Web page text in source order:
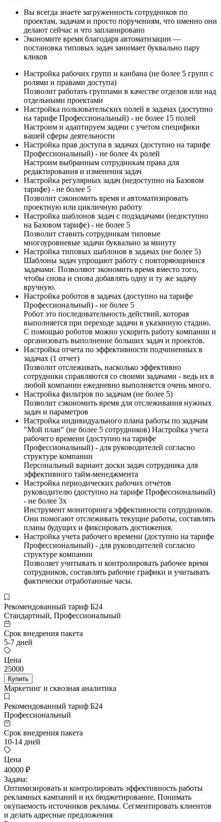
Вы всегда знаете загруженность сотрудников по
проектам, задачам и просто поручениям, что именно они
делают сейчас и что запланировано
Экономите время благодаря автоматизации —
постановка типовых задач занимает буквально пару
кликов
Настройка рабочих групп и канбана (не более 5 групп с
ролями и правами доступа)
Позволит работать группами в качестве отделов или над
отдельными проектами
Настройка пользовательских полей в задачах (доступно
на тарифе Профессиональный) - не более 15 полей
Настроим и адаптируем задачи с учетом специфики
вашей сферы деятельности
Настройка прав доступа в задачах (доступно на тарифе
Профессиональный) - не более 4х ролей
Настроим выбранным сотрудникам права для
редактирования и изменения задач
Настройка регулярных задач (недоступно на Базовом
тарифе) - не более 5
Позволит сэкономить время и автоматизировать
проектную или цикличную работу
Настройка шаблонов задач с подзадачами (недоступно
на Базовом тарифе) - не более 5
Позволит ставить сотрудникам типовые
многоуровневые задачи буквально за минуту
Настройка типовых шаблонов в задачах (не более 5)
Шаблоны задач упрощают работу с повторяющимися
задачами. Позволяют экономить время вместо того,
чтобы снова и снова добавлять одну и ту же задачу
вручную.
Настройка роботов в задачах (доступно на тарифе
Профессиональный) - не более 5
Робот это последовательность действий, которая
выполняется при переходе задачи в указанную стадию.
С помощью роботов можно ускорить работу компании и
организовать выполнение больших задач и проектов.
Настройка отчета по эффективности подчиненных в
задачах (1 отчет)
Позволит отслеживать, насколько эффективно
сотрудники справляются со своими задачами - ведь их в
любой компании ежедневно выполняется очень много.
Настройка фильтров по задачам (не более 5)
Позволит сэкономить время для отслеживания нужных
задач и параметров
Настройка индивидуального плана работы по задачам
"Мой план" (не более 5 сотрудников) Настройка учета
рабочего времени (доступно на тарифе
Профессиональный) - для руководителей согласно
структуре компании
Персональный вариант доски задач сотрудника для
эффективного тайм-менеджмента
Настройка периодических рабочих отчетов
руководителю (доступно на тарифе Профессиональный)
- не более 3х
Инструмент мониторинга эффективности сотрудников.
Они помогают отслеживать текущие работы, составлять
планы будущих и фиксировать достижения.
Настройка учета рабочего времени (доступно на тарифе
Профессиональный) - для руководителей согласно
структуре компании
Позволяет учитывать и контролировать рабочее время
сотрудников, составлять рабочие графики и учитывать
фактически отработанные часы.
Рекомендованный тариф Б24
Стандартный, Профессиональный
Срок внедрения пакета
5-7 дней
Цена
25000
Купить
Маркетинг и сквозная аналитика
Рекомендованный тариф Б24
Профессиональный
Срок внедрения пакета
10-14 дней
Цена
40000 ₽
Задача:
Оптимизировать и контролировать эффективность работы
рекламных кампаний и их бюджетирование. Понимать
окупаемость источников рекламы. Сегментировать клиентов
и делать адресные предложения